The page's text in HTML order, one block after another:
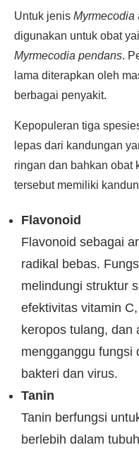
Untuk jenis Myrmecodia
digunakan untuk obat
Myrmecodia pendans.
lama diterapkan oleh
berbagai penyakit.
Kepopuleran tiga
lepas dari kandungan
ringan dan bahkan obat
tersebut memiliki
Flavonoid
Flavonoid sebagai
radikal bebas.
melindungi struktur
efektivitas vitamin
keropos tulang, dan
mengganggu fungsi
bakteri dan virus.
Tanin
Tanin berfungsi
berlebih dalam